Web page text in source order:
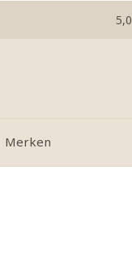
Merken
5,0